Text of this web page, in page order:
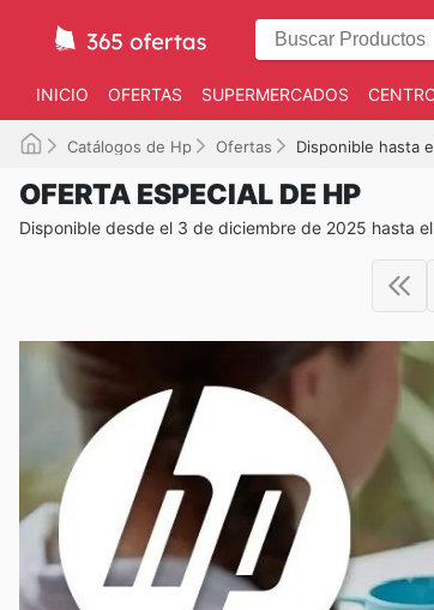
INICIO OFERTAS SUPERMERCADOS
Catálogos de Hp Ofertas Disponible hasta
OFERTA ESPECIAL DE HP
Disponible desde el 3 de diciembre de 2025 hasta